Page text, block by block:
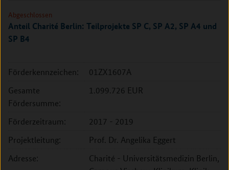
Abgeschlossen
Anteil Charité Berlin: Teilprojekte SP C, SP A2, SP A4 und
SP B4
Förderkennzeichen:
01ZX1607A
Gesamte
Fördersumme:
1.099.726 EUR
Förderzeitraum:
2017 - 2019
Projektleitung:
Prof. Dr. Angelika Eggert
Adresse:
Charité - Universitätsmedizin Berlin,